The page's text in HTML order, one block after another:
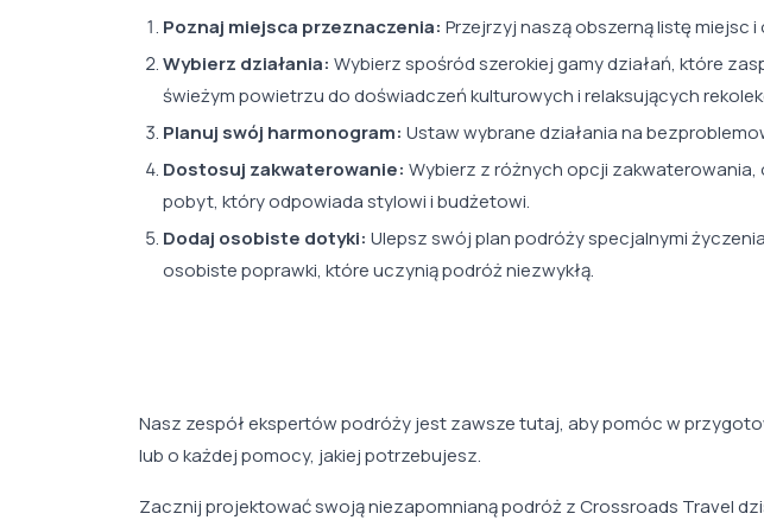
Poznaj miejsca przeznaczenia: Przejrzyj naszą obszerną listę miejsc
Wybierz działania: Wybierz spośród szerokiej gamy działań, które
świeżym powietrzu do doświadczeń kulturowych i relaksujących
Planuj swój harmonogram: Ustaw wybrane działania na
Dostosuj zakwaterowanie: Wybierz z różnych opcji
pobyt, który odpowiada stylowi i budżetowi.
Dodaj osobiste dotyki: Ulepsz swój plan podróży specjalnymi
osobiste poprawki, które uczynią podróż niezwykłą.
Nasz zespół ekspertów podróży jest zawsze tutaj, aby pomóc w
lub o każdej pomocy, jakiej potrzebujesz.
Zacznij projektować swoją niezapomnianą podróż z Crossroads Travel